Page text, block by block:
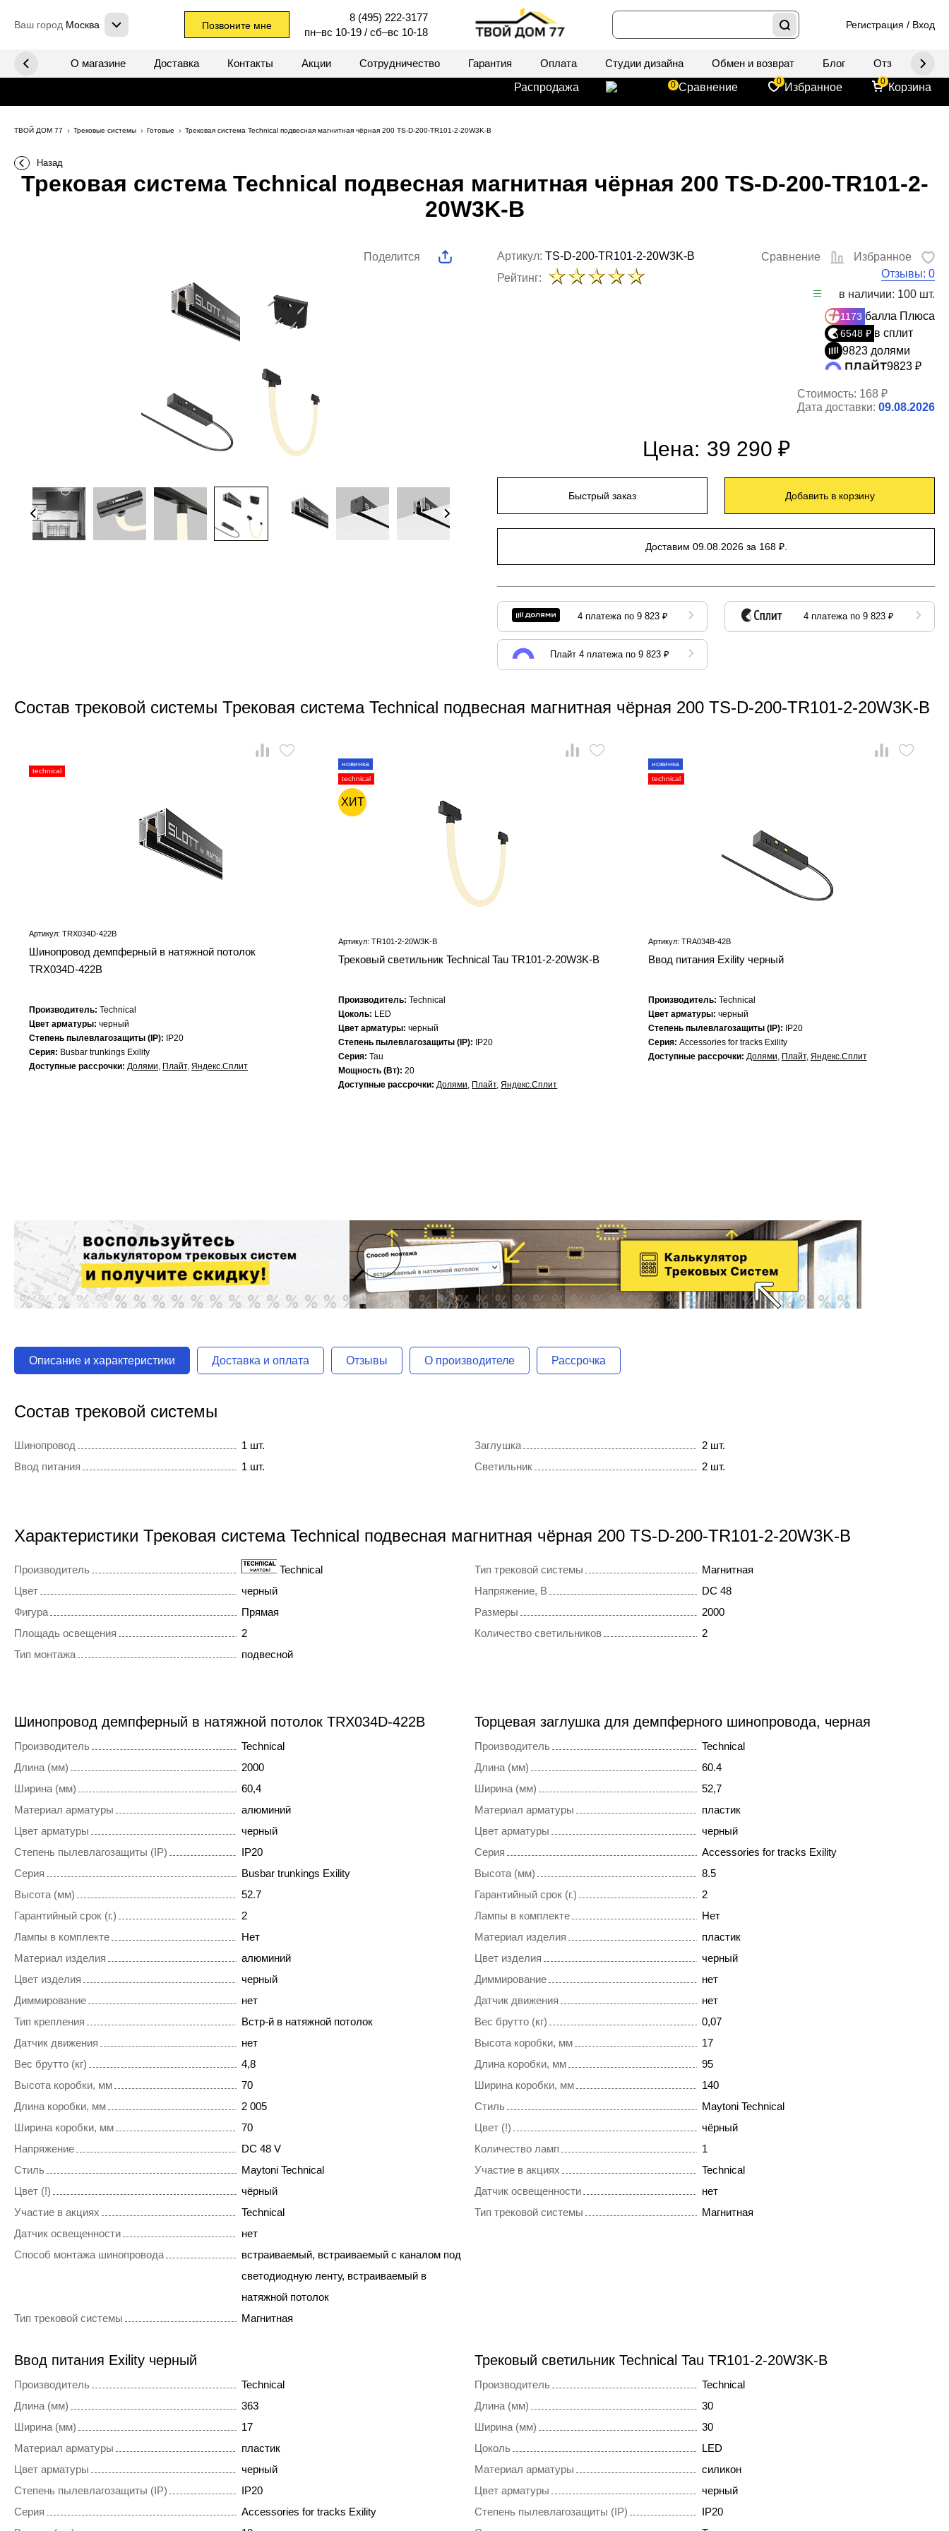
Ваш город Москва Позвоните мне
8 (495) 222-3177
пн–вс 10-19 / сб–вс 10-18
Регистрация / Вход
систем О магазине Доставка Контакты Акции Сотрудничество Гарантия Оплата Студии дизайна Обмен и возврат Блог Отзывы
Распродажа
0 Сравнение 0 Избранное 0 Корзина
ТВОЙ ДОМ 77 Трековые системы Готовые Трековая система Technical подвесная магнитная чёрная 200 TS-D-200-TR101-2-20W3K-B
Назад
Трековая система Technical подвесная магнитная чёрная 200 TS-D-200-TR101-2-
20W3K-B
Поделится Артикул: TS-D-200-TR101-2-20W3K-B Сравнение
Избранное
Рейтинг:
Отзывы: 0
в наличии: 100 шт.
1173 балла Плюса
6548 ₽ в сплит
9823 долями
9823 ₽
Стоимость: 168 ₽
Дата доставки: 09.08.2026
Цена: 39 290 ₽
Быстрый заказ Добавить в корзину
Доставим 09.08.2026 за 168 ₽.
4 платежа по 9 823 ₽ 4 платежа по 9 823 ₽
Плайт 4 платежа по 9 823 ₽
Состав трековой системы Трековая система Technical подвесная магнитная чёрная 200 TS-D-200-TR101-2-20W3K-B
technical
Артикул: TRX034D-422B
Шинопровод демпферный в натяжной потолок
TRX034D-422B
Производитель: Technical
Цвет арматуры: черный
Степень пылевлагозащиты (IP):
IP20
Серия: Busbar trunkings Exility
Доступные рассрочки: Долями, Плайт, Яндекс.Сплит
новинка
technical
ХИТ
Артикул: TR101-2-20W3K-B
Трековый светильник Technical Tau TR101-2-20W3K-B
Производитель:Technical
Цоколь: LED
Цвет арматуры:черный
Степень пылевлагозащиты (IP):
IP20
Серия:Tau
Мощность (Вт):20
Доступные рассрочки:Долями, Плайт,Яндекс.Сплит
новинка
technical
Артикул: TRA034B-42B
Ввод питания Exility черный
Производитель: Technical
Цвет арматуры: черный
Степень пылевлагозащиты (IP):
IP20
Серия: Accessories for tracks Exility
Доступные рассрочки: Долями, Плайт, Яндекс.Сплит
Описание и характеристики Доставка и оплата Отзывы О производителе Рассрочка
Состав трековой системы
Шинопровод 1 шт. Заглушка
2 шт.
Ввод питания
1 шт. Светильник 2 шт.
Характеристики Трековая система Technical подвесная магнитная чёрная 200 TS-D-200-TR101-2-20W3K-B
Производитель Technical Тип трековой системы
Магнитная
Цвет
черный Напряжение, В
DC 48
Фигура
Прямая Размеры
2000
Площадь освещения
2 Количество светильников
2
Тип монтажа
подвесной
Шинопровод демпферный в натяжной потолок TRX034D-422B
Производитель
Technical
Длина (мм)
2000
Ширина (мм)
60,4
Материал арматуры
алюминий
Цвет арматуры
черный
Степень пылевлагозащиты (IP)
IP20
Серия
Busbar trunkings Exility
Высота (мм)
52.7
Гарантийный срок (г.)
2
Лампы в комплекте
Нет
Материал изделия
алюминий
Цвет изделия
черный
Диммирование
нет
Тип крепления
Встр-й в натяжной потолок
Датчик движения
нет
Вес брутто (кг)
4,8
Высота коробки, мм
70
Длина коробки, мм
2 005
Ширина коробки, мм
70
Напряжение
DC 48 V
Стиль
Maytoni Technical
Цвет (!)
чёрный
Участие в акциях
Technical
Датчик освещенности
нет
Способ монтажа шинопровода
встраиваемый, встраиваемый с каналом под
светодиодную ленту, встраиваемый в
натяжной потолок
Тип трековой системы
Магнитная
Торцевая заглушка для демпферного шинопровода, черная
Производитель
Technical
Длина (мм)
60.4
Ширина (мм)
52,7
Материал арматуры
пластик
Цвет арматуры
черный
Серия
Accessories for tracks Exility
Высота (мм)
8.5
Гарантийный срок (г.)
2
Лампы в комплекте
Нет
Материал изделия
пластик
Цвет изделия
черный
Диммирование
нет
Датчик движения
нет
Вес брутто (кг)
0,07
Высота коробки, мм
17
Длина коробки, мм
95
Ширина коробки, мм
140
Стиль
Maytoni Technical
Цвет (!)
чёрный
Количество ламп
1
Участие в акциях
Technical
Датчик освещенности
нет
Тип трековой системы
Магнитная
Ввод питания Exility черный
Производитель
Technical
Длина (мм)
363
Ширина (мм)
17
Материал арматуры
пластик
Цвет арматуры
черный
Степень пылевлагозащиты (IP)
IP20
Серия
Accessories for tracks Exility
Трековый светильник Technical Tau TR101-2-20W3K-B
Производитель
Technical
Длина (мм)
30
Ширина (мм)
30
Цоколь
LED
Материал арматуры
силикон
Цвет арматуры
черный
Степень пылевлагозащиты (IP)
IP20